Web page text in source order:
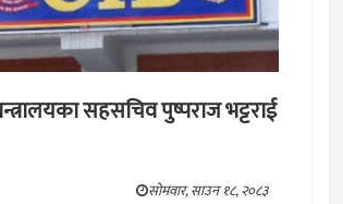
मन्त्रालयका सहसचिव पुष्पराज भट्टराई
सोमवार, साउन १८, २०८३